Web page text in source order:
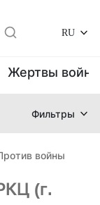
RU
Жертвы
Фильтры
войны
(г.